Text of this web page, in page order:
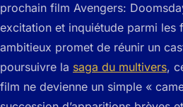
prochain film Avengers:
excitation et inquiétude parmi les
ambitieux promet de réunir un
poursuivre la saga du multivers,
film ne devienne un simple «